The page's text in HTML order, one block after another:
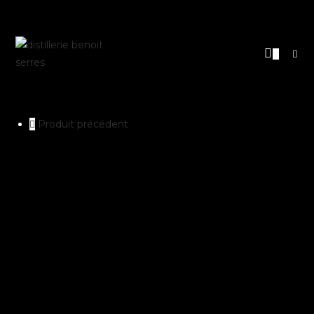
Produit précédent